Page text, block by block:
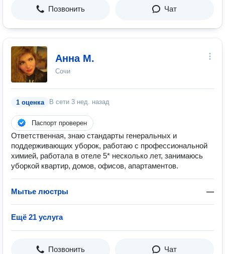
Позвонить Чат
Анна М.
Сочи
1 оценка В сети 3 нед. назад
Паспорт проверен
Ответственная, знаю стандарты генеральных и
поддерживающих уборок, работаю с профессиональной
химией, работала в отеле 5* несколько лет, занимаюсь
уборкой квартир, домов, офисов, апартаментов.
Мытье люстры —
Ещё 21 услуга
Позвонить Чат